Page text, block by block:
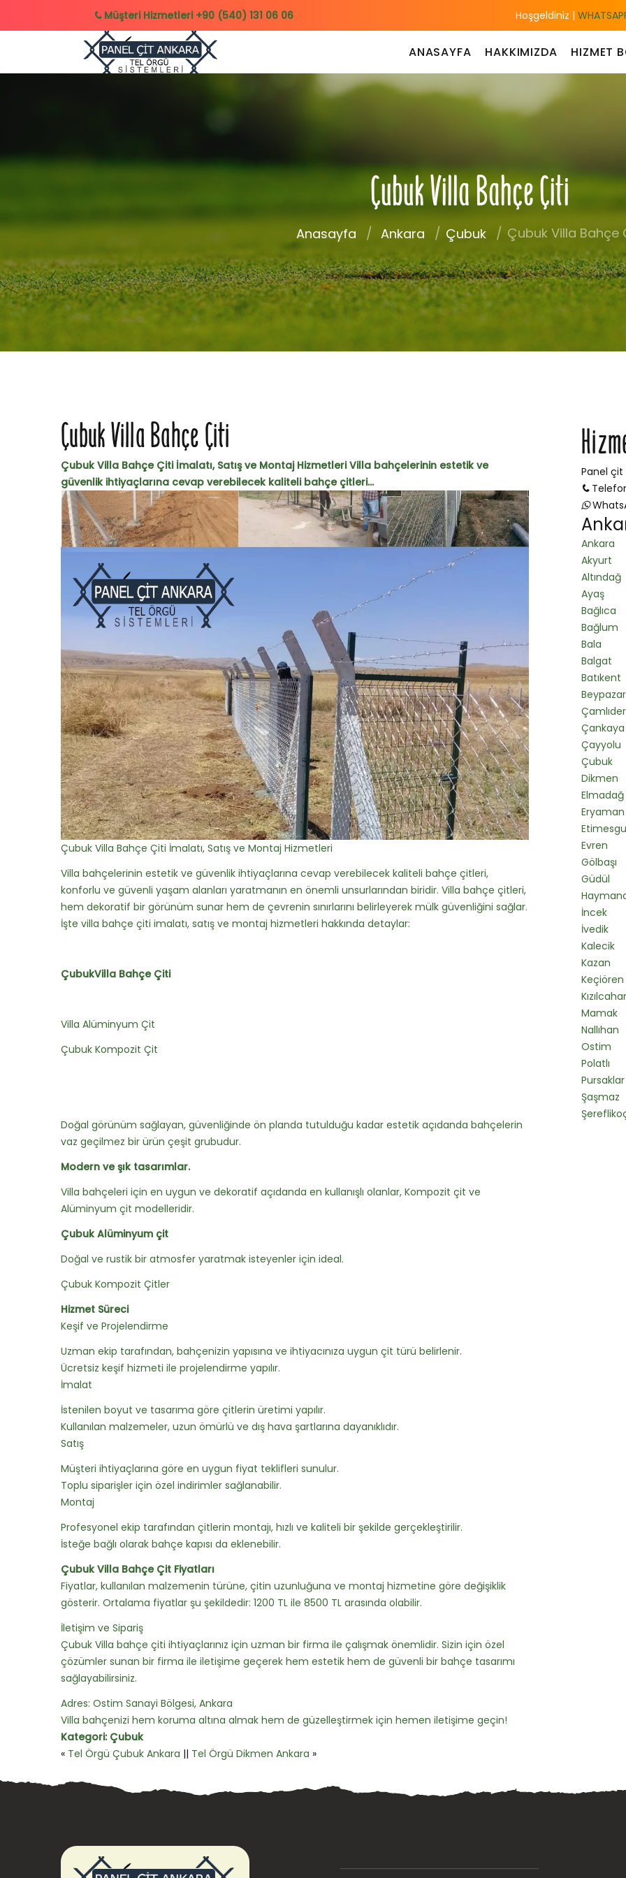
Müşteri Hizmetleri +90 (540) 131 06 06 Hoşgeldiniz |
ANASAYFA HAKKIMIZDA HIZMET
Çubuk Villa Bahçe Çiti
Anasayfa Ankara Çubuk Çubuk Villa Bahçe
Panel çit
Ankara
Akyurt
Altındağ
Ayaş
Bağlıca
Bağlum
Bala
Balgat
Batıkent
Çankaya
Çayyolu
Çubuk
Dikmen
Elmadağ
Eryaman
Evren
Gölbaşı
Güdül
İncek
İvedik
Kalecik
Kazan
Keçiören
Mamak
Nallıhan
Ostim
Polatlı
Pursaklar
Şaşmaz
Çubuk Villa Bahçe Çiti
Çubuk Villa Bahçe Çiti İmalatı, Satış ve Montaj Hizmetleri Villa bahçelerinin estetik ve
güvenlik ihtiyaçlarına cevap verebilecek kaliteli bahçe çitleri...
Çubuk Villa Bahçe Çiti İmalatı, Satış ve Montaj Hizmetleri
Villa bahçelerinin estetik ve güvenlik ihtiyaçlarına cevap verebilecek kaliteli bahçe çitleri,
konforlu ve güvenli yaşam alanları yaratmanın en önemli unsurlarından biridir. Villa bahçe çitleri,
hem dekoratif bir görünüm sunar hem de çevrenin sınırlarını belirleyerek mülk güvenliğini sağlar.
İşte villa bahçe çiti imalatı, satış ve montaj hizmetleri hakkında detaylar:
ÇubukVilla Bahçe Çiti
Villa Alüminyum Çit
Çubuk Kompozit Çit
Doğal görünüm sağlayan, güvenliğinde ön planda tutulduğu kadar estetik açıdanda bahçelerin
vaz geçilmez bir ürün çeşit grubudur.
Modern ve şık tasarımlar.
Villa bahçeleri için en uygun ve dekoratif açıdanda en kullanışlı olanlar, Kompozit çit ve
Alüminyum çit modelleridir.
Çubuk Alüminyum çit
Doğal ve rustik bir atmosfer yaratmak isteyenler için ideal.
Çubuk Kompozit Çitler
Hizmet Süreci
Keşif ve Projelendirme
Uzman ekip tarafından, bahçenizin yapısına ve ihtiyacınıza uygun çit türü belirlenir.
Ücretsiz keşif hizmeti ile projelendirme yapılır.
İmalat
İstenilen boyut ve tasarıma göre çitlerin üretimi yapılır.
Kullanılan malzemeler, uzun ömürlü ve dış hava şartlarına dayanıklıdır.
Satış
Müşteri ihtiyaçlarına göre en uygun fiyat teklifleri sunulur.
Toplu siparişler için özel indirimler sağlanabilir.
Montaj
Profesyonel ekip tarafından çitlerin montajı, hızlı ve kaliteli bir şekilde gerçekleştirilir.
İsteğe bağlı olarak bahçe kapısı da eklenebilir.
Çubuk Villa Bahçe Çit Fiyatları
Fiyatlar, kullanılan malzemenin türüne, çitin uzunluğuna ve montaj hizmetine göre değişiklik
gösterir. Ortalama fiyatlar şu şekildedir: 1200 TL ile 8500 TL arasında olabilir.
İletişim ve Sipariş
Çubuk Villa bahçe çiti ihtiyaçlarınız için uzman bir firma ile çalışmak önemlidir. Sizin için özel
çözümler sunan bir firma ile iletişime geçerek hem estetik hem de güvenli bir bahçe tasarımı
sağlayabilirsiniz.
Adres: Ostim Sanayi Bölgesi, Ankara
Villa bahçenizi hem koruma altına almak hem de güzelleştirmek için hemen iletişime geçin!
Kategori: Çubuk
« Tel Örgü Çubuk Ankara || Tel Örgü Dikmen Ankara »